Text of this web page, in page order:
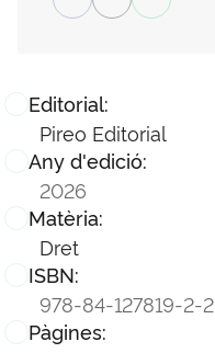
Editorial:
Pireo Editorial
Any d'edició:
2026
Matèria:
Dret
ISBN:
978-84-127819-2-2
Pàgines: